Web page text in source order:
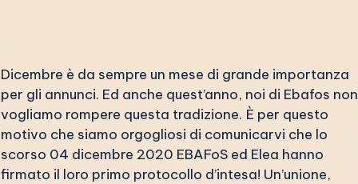
Dicembre è da sempre un mese di grande importanza
per gli annunci. Ed anche quest’anno, noi di Ebafos non
vogliamo rompere questa tradizione. È per questo
motivo che siamo orgogliosi di comunicarvi che lo
scorso 04 dicembre 2020 EBAFoS ed Elea hanno
firmato il loro primo protocollo d’intesa! Un’unione,